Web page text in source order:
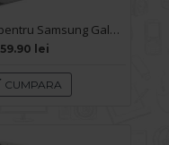
Husa spate pentru Samsung Galaxy A34 5G- Bozo case Alb
59.90 lei
CUMPARA